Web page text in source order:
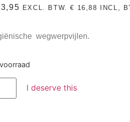
EXCL. BTW.€ 16,88 INCL,
wegwerpvijlen.
I deserve this